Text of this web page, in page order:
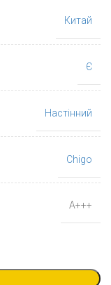
Китай
Є
Настінний
Chigo
А+++